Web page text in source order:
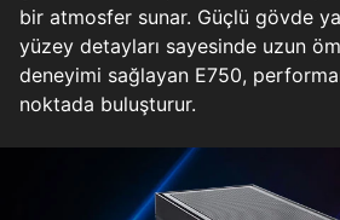
bir atmosfer sunar. Güçlü gövde
yüzey detayları sayesinde uzun
deneyimi sağlayan E750,
noktada buluşturur.